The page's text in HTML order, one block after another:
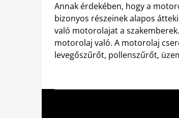
Annak érdekében, hogy a
bizonyos részeinek alapos
való motorolajat a
motorolaj való. A motorolaj
levegőszűrőt, pollenszűrőt,